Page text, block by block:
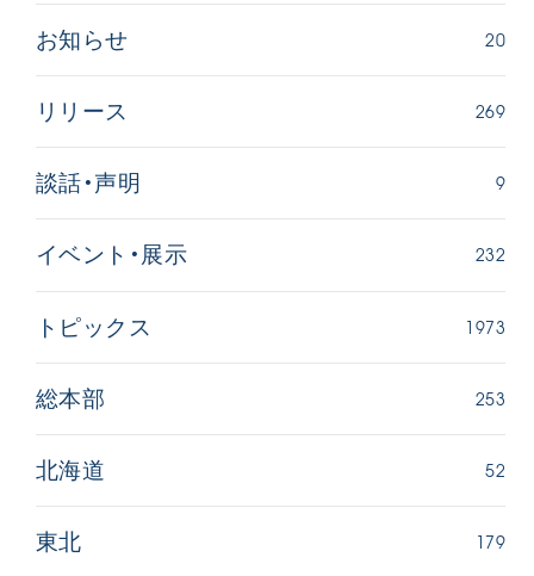
広島県 早志百…
2026.08.06
お知らせ 20
リリース 269
談話・声明 9
イベント・展示 232
トピックス 1973
総本部 253
北海道 52
東北 179